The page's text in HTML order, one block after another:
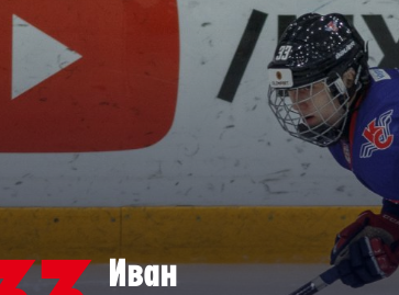
Динамо-М
Спартак
1946
Серебряный
Тигры
Стальные Лисы
Толпар
Чайка
Дивизион Серебряный
АКМ-Новомосковск
Красноярские Рыси
Ладья
Приложение МХЛ
Иван